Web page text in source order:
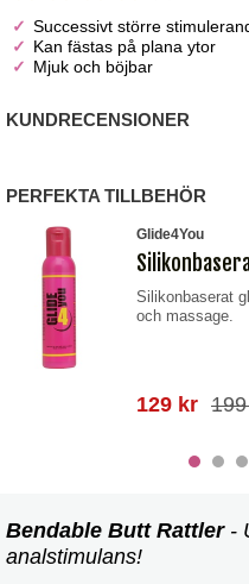
Successivt större
Kan fästas på plana ytor
Mjuk och böjbar
KUNDRECENSIONER
PERFEKTA TILLBEHÖR
Glide4You
Silikonbaserat
och massage.
129 kr
Bendable Butt Rattler-
analstimulans!